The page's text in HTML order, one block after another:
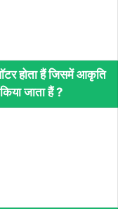
होता हैं जिसमें आकृति
जाता हैं ?